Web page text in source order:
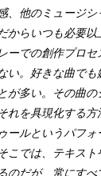
、他のミュージ
からいつも必要
ーでの創作プロ
い。好きな曲で
が多い。その曲
れを具現化する
ールというパフ
こでは、テキス
のだが、常にす